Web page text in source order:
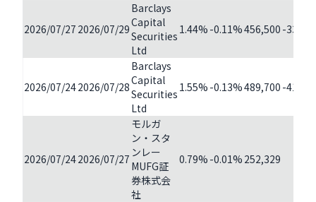
2026/07/27 2026/07/29
Barclays
Capital
Securities
Ltd
1.44% -0.11%456,500 -
2026/07/242026/07/28
Barclays
Capital
Securities
Ltd
1.55% -0.13%489,700 -
2026/07/242026/07/27
モルガ
ン・スタ
ンレー
MUFG証
券株式会
社
0.79% -0.01% 252,329